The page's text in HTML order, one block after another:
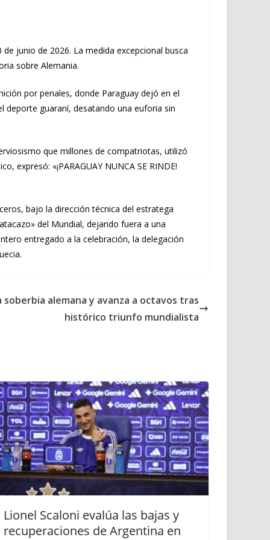
junio de 2026. La medida excepcional busca
sobre Alemania.
por penales, donde Paraguay dejó en el
deporte guaraní, desatando una euforia sin
que millones de compatriotas, utilizó
«¡PARAGUAY NUNCA SE RINDE!
bajo la dirección técnica del estratega
del Mundial, dejando fuera a una
entregado a la celebración, la delegación
soberbia alemana y avanza a octavos tras
histórico triunfo mundialista
Lionel Scaloni evalúa las bajas y
recuperaciones de Argentina en